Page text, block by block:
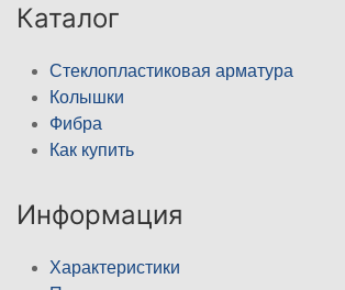
Каталог
Стеклопластиковая арматура
Колышки
Фибра
Как купить
Информация
Характеристики